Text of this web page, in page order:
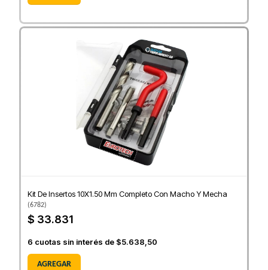
Kit De Insertos 10X1.50 Mm Completo Con Macho Y Mecha
(6782)
$ 33.831
6 cuotas sin interés de $5.638,50
AGREGAR